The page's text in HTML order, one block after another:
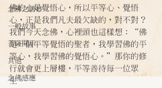
念佛之勝妙
一般故事
菩薩開示
其他
念佛感應
佛的心是覺悟心，所以平等心、覺悟
心，正是我們凡夫最欠缺的，對不對？
我們今天念佛，心裡頭也這樣想：“佛
是一個平等覺悟的聖者，我學習佛的平
等心，我學習佛的覺悟心。”那你的修
行就會更上層樓，平等善待每一位眾
生。